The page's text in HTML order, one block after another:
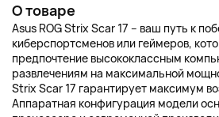
О товаре
Asus ROG Strix Scar 17 – ваш путь к
киберспортсменов или геймеров,
предпочтение высококлассным
развлечениям на максимальной
Strix Scar 17 гарантирует максимум
Аппаратная конфигурация модели